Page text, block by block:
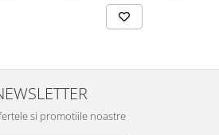
si promotiile noastre